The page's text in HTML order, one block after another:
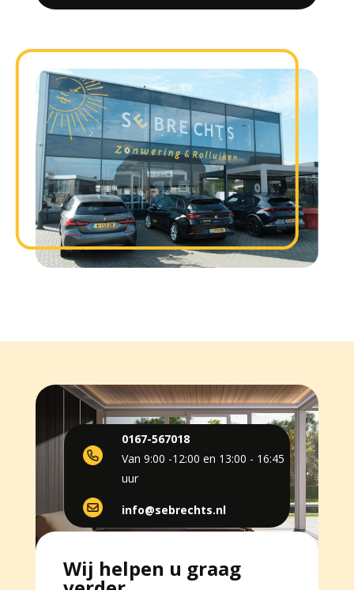
0167-567018
Van 9:00 -12:00 en 13:00 - 16:45
uur
info@sebrechts.nl
Wij helpen u graag